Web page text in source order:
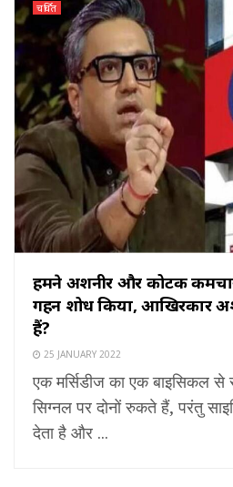
चर्चित
हमने अशनीर और कोटक
गहन शोध किया, आखिरकार
हैं?
25 JANUARY 2022
एक मर्सिडीज का एक बाइसिकल से
सिग्नल पर दोनों रुकते हैं, परंतु
देता है और ...